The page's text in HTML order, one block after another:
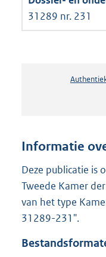
31289 nr. 231
Informatie
Deze publicatie is
Tweede Kamer
van het type
31289-231".